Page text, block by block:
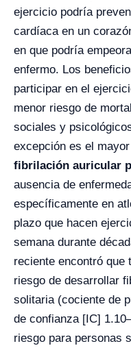
ejercicio podría
cardíaca en un
en que podría
enfermo. Los
participar en el
menor riesgo de
sociales y
excepción es el
fibrilación auricular
ausencia de
específicamente en
plazo que hacen
semana durante
reciente encontró que
riesgo de desarrollar
solitaria (cociente de
de confianza [IC]
riesgo para personas